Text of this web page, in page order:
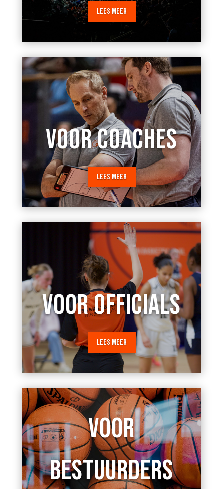
LEES MEER
VOOR COACHES
LEES MEER
VOOR OFFICIALS
LEES MEER
VOOR
BESTUURDERS